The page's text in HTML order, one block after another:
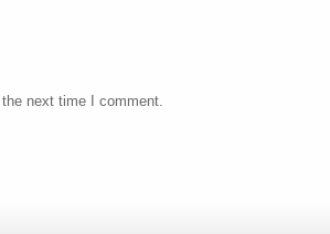
next time I comment.